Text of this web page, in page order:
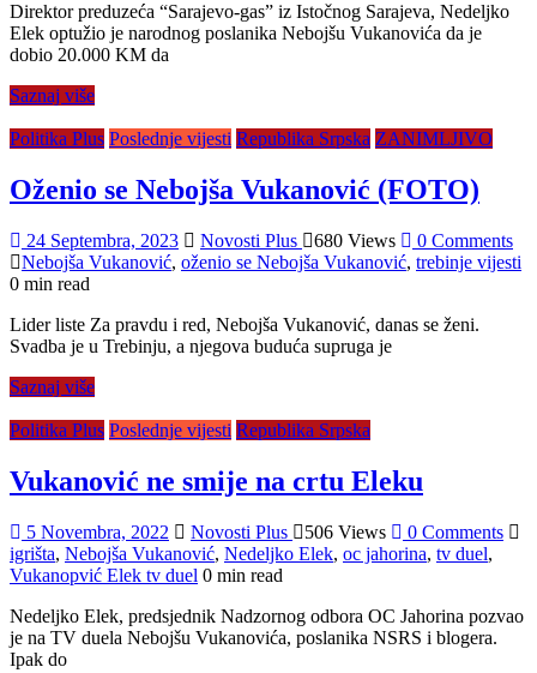
Direktor preduzeća “Sarajevo-gas” iz Istočnog Sarajeva, Nedeljko
Elek optužio je narodnog poslanika Nebojšu Vukanovića da je
dobio 20.000 KM da
Saznaj više
Politika Plus Poslednje vijesti Republika Srpska ZANIMLJIVO
Oženio se Nebojša Vukanović (FOTO)
24 Septembra, 2023 Novosti Plus 680 Views
0 Comments
Nebojša Vukanović, oženio se Nebojša Vukanović, trebinje vijesti
0 min read
Lider liste Za pravdu i red, Nebojša Vukanović, danas se ženi.
Svadba je u Trebinju, a njegova buduća supruga je
Saznaj više
Politika Plus Poslednje vijesti Republika Srpska
Vukanović ne smije na crtu Eleku
5 Novembra, 2022 Novosti Plus 506 Views
0 Comments
igrišta, Nebojša Vukanović, Nedeljko Elek, oc jahorina, tv duel,
Vukanopvić Elek tv duel 0 min read
Nedeljko Elek, predsjednik Nadzornog odbora OC Jahorina pozvao
je na TV duela Nebojšu Vukanovića, poslanika NSRS i blogera.
Ipak do